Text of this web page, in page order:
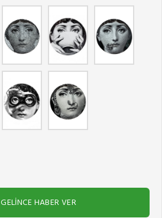
GELİNCE HABER VER